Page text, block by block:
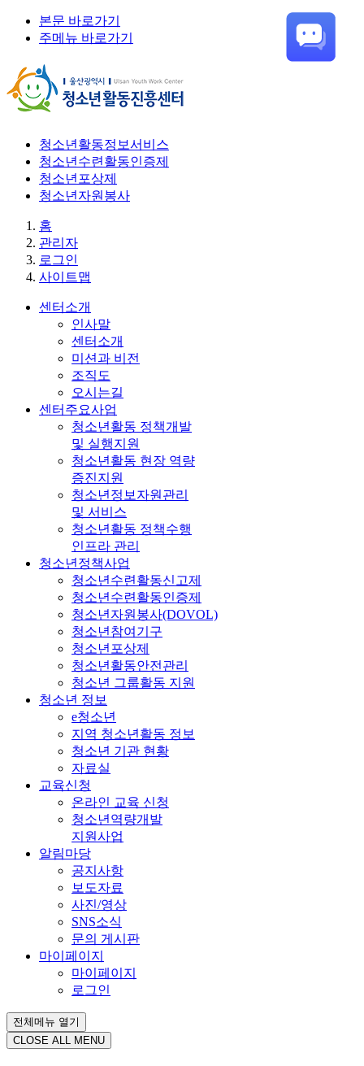
본문 바로가기
주메뉴 바로가기
청소년활동정보서비스
청소년수련활동인증제
청소년포상제
청소년자원봉사
홈
관리자
로그인
사이트맵
센터소개
인사말
센터소개
미션과 비전
조직도
오시는길
센터주요사업
청소년활동 정책개발
및 실행지원
청소년활동 현장 역량
증진지원
청소년정보자원관리
및 서비스
청소년활동 정책수행
인프라 관리
청소년정책사업
청소년수련활동신고제
청소년수련활동인증제
청소년자원봉사(DOVOL)
청소년참여기구
청소년포상제
청소년활동안전관리
청소년 그룹활동 지원
청소년 정보
e청소년
지역 청소년활동 정보
청소년 기관 현황
자료실
교육신청
온라인 교육 신청
청소년역량개발
지원사업
알림마당
공지사항
보도자료
사진/영상
SNS소식
문의 게시판
마이페이지
마이페이지
로그인
전체메뉴 열기
CLOSE ALL MENU